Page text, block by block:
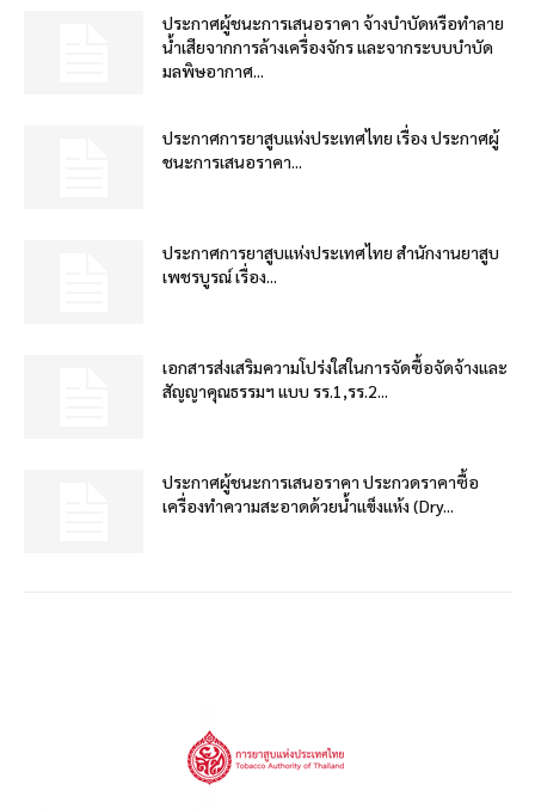
ประกาศผู้ชนะการเสนอราคา จ้างบำบัดหรือทำลาย
น้ำเสียจากการล้างเครื่องจักร และจากระบบบำบัด
มลพิษอากาศ...
ประกาศการยาสูบแห่งประเทศไทย เรื่อง ประกาศผู้
ชนะการเสนอราคา...
ประกาศการยาสูบแห่งประเทศไทย สำนักงานยาสูบ
เพชรบูรณ์ เรื่อง...
เอกสารส่งเสริมความโปร่งใสในการจัดซื้อจัดจ้างและ
สัญญาคุณธรรมฯ แบบ รร.1,รร.2...
ประกาศผู้ชนะการเสนอราคา ประกวดราคาซื้อ
เครื่องทำความสะอาดด้วยน้ำแข็งแห้ง (Dry...